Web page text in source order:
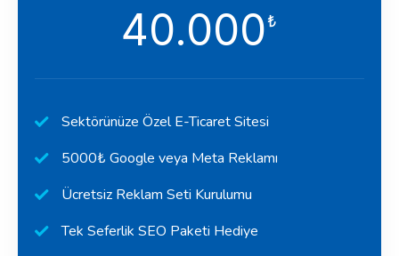
40.000₺
Sektörünüze Özel E-Ticaret Sitesi
5000₺ Google veya Meta Reklamı
Ücretsiz Reklam Seti Kurulumu
Tek Seferlik SEO Paketi Hediye